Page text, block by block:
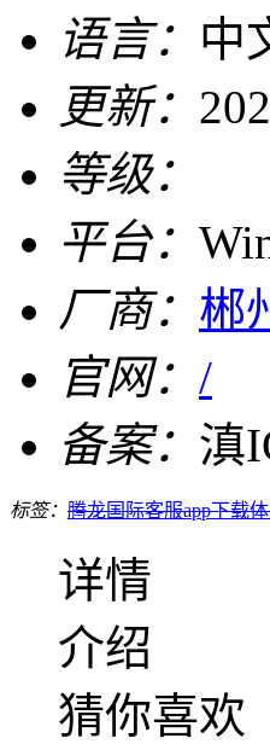
语言： 中
更新：
等级：
平台：
厂商： 郴
官网： /
备案： 滇
标签： 腾龙国际客服app下载
详情
介绍
猜你喜欢